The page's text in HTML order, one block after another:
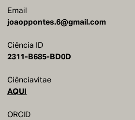
Email
joaoppontes.6@gmail.com
Ciência ID
Ciênciavitae
AQUI
ORCID